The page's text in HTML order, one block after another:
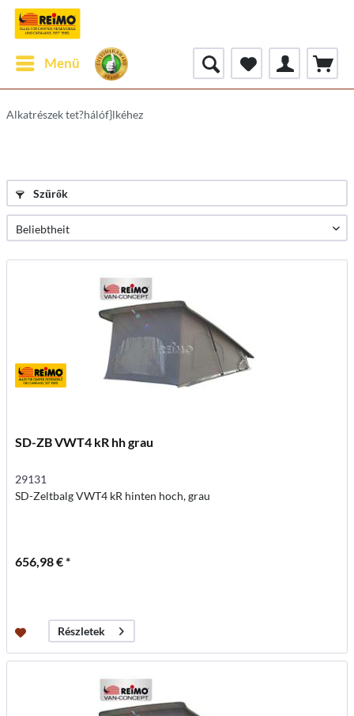
Menü
Alkatrészek tet?hálóf}lkéhez
Szűrők
SD-ZB VWT4 kR hh grau
29131
SD-Zeltbalg VWT4 kR hinten hoch, grau
656,98 € *
Részletek